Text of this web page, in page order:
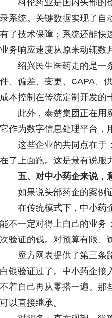
科伦药业是国内头部的
录系统。关键数据实现了自
有了技术保障；系统还能快
业务响应速度从原来动辄数
绍兴民生医药走的是一
件、偏差、变更、CAPA、
成本控制在传统定制开发的
此外，泰楚集团正在用
它作为数字信息处理平台，
这些企业的共同点在于
在了上面跑。这是最有说服
五、对中小药企来说，
如果说头部药企的案例
在传统模式下，中小药
能不一定对得上自己的业务
次验证的钱。对预算有限、
魔方网表提供了第三条
白银验证过了。中小药企接
不着自己再从零搭一遍。那
可以直接继承。